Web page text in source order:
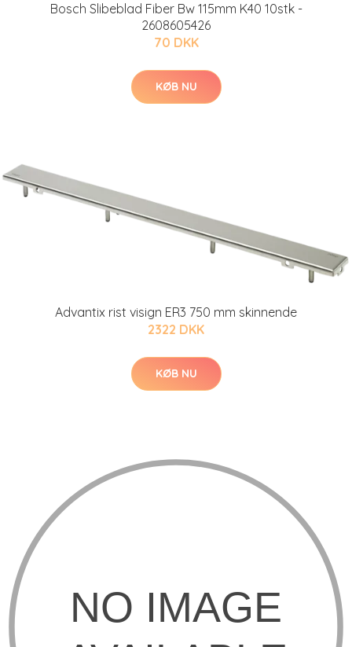
Bosch Slibeblad Fiber Bw 115mm K40 10stk -
2608605426
70 DKK
KØB NU
Advantix rist visign ER3 750 mm skinnende
2322 DKK
KØB NU